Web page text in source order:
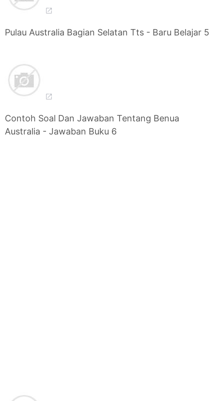
Pulau Australia Bagian Selatan Tts - Baru Belajar 5
Contoh Soal Dan Jawaban Tentang Benua
Australia - Jawaban Buku 6